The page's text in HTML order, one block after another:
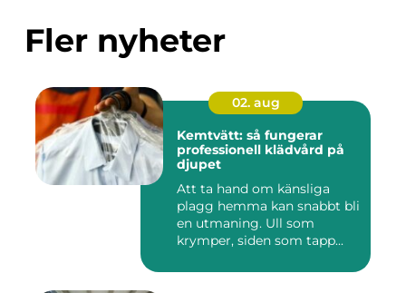
Fler nyheter
02. aug
Kemtvätt: så fungerar
professionell klädvård på
djupet
Att ta hand om känsliga
plagg hemma kan snabbt bli
en utmaning. Ull som
krymper, siden som tapp...